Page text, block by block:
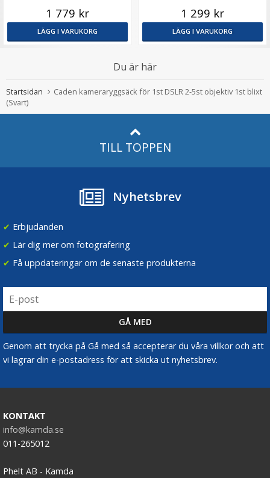
1 779 kr
LÄGG I VARUKORG
1 299 kr
LÄGG I VARUKORG
Du är här
Startsidan
Caden kameraryggsäck för 1st DSLR 2-5st objektiv 1st blixt
(Svart)
TILL TOPPEN
Nyhetsbrev
✔ Erbjudanden
✔ Lär dig mer om fotografering
✔ Få uppdateringar om de senaste produkterna
Genom att trycka på Gå med så accepterar du våra villkor och att
vi lagrar din e-postadress för att skicka ut nyhetsbrev.
KONTAKT
info@kamda.se
011-265012
Phelt AB - Kamda